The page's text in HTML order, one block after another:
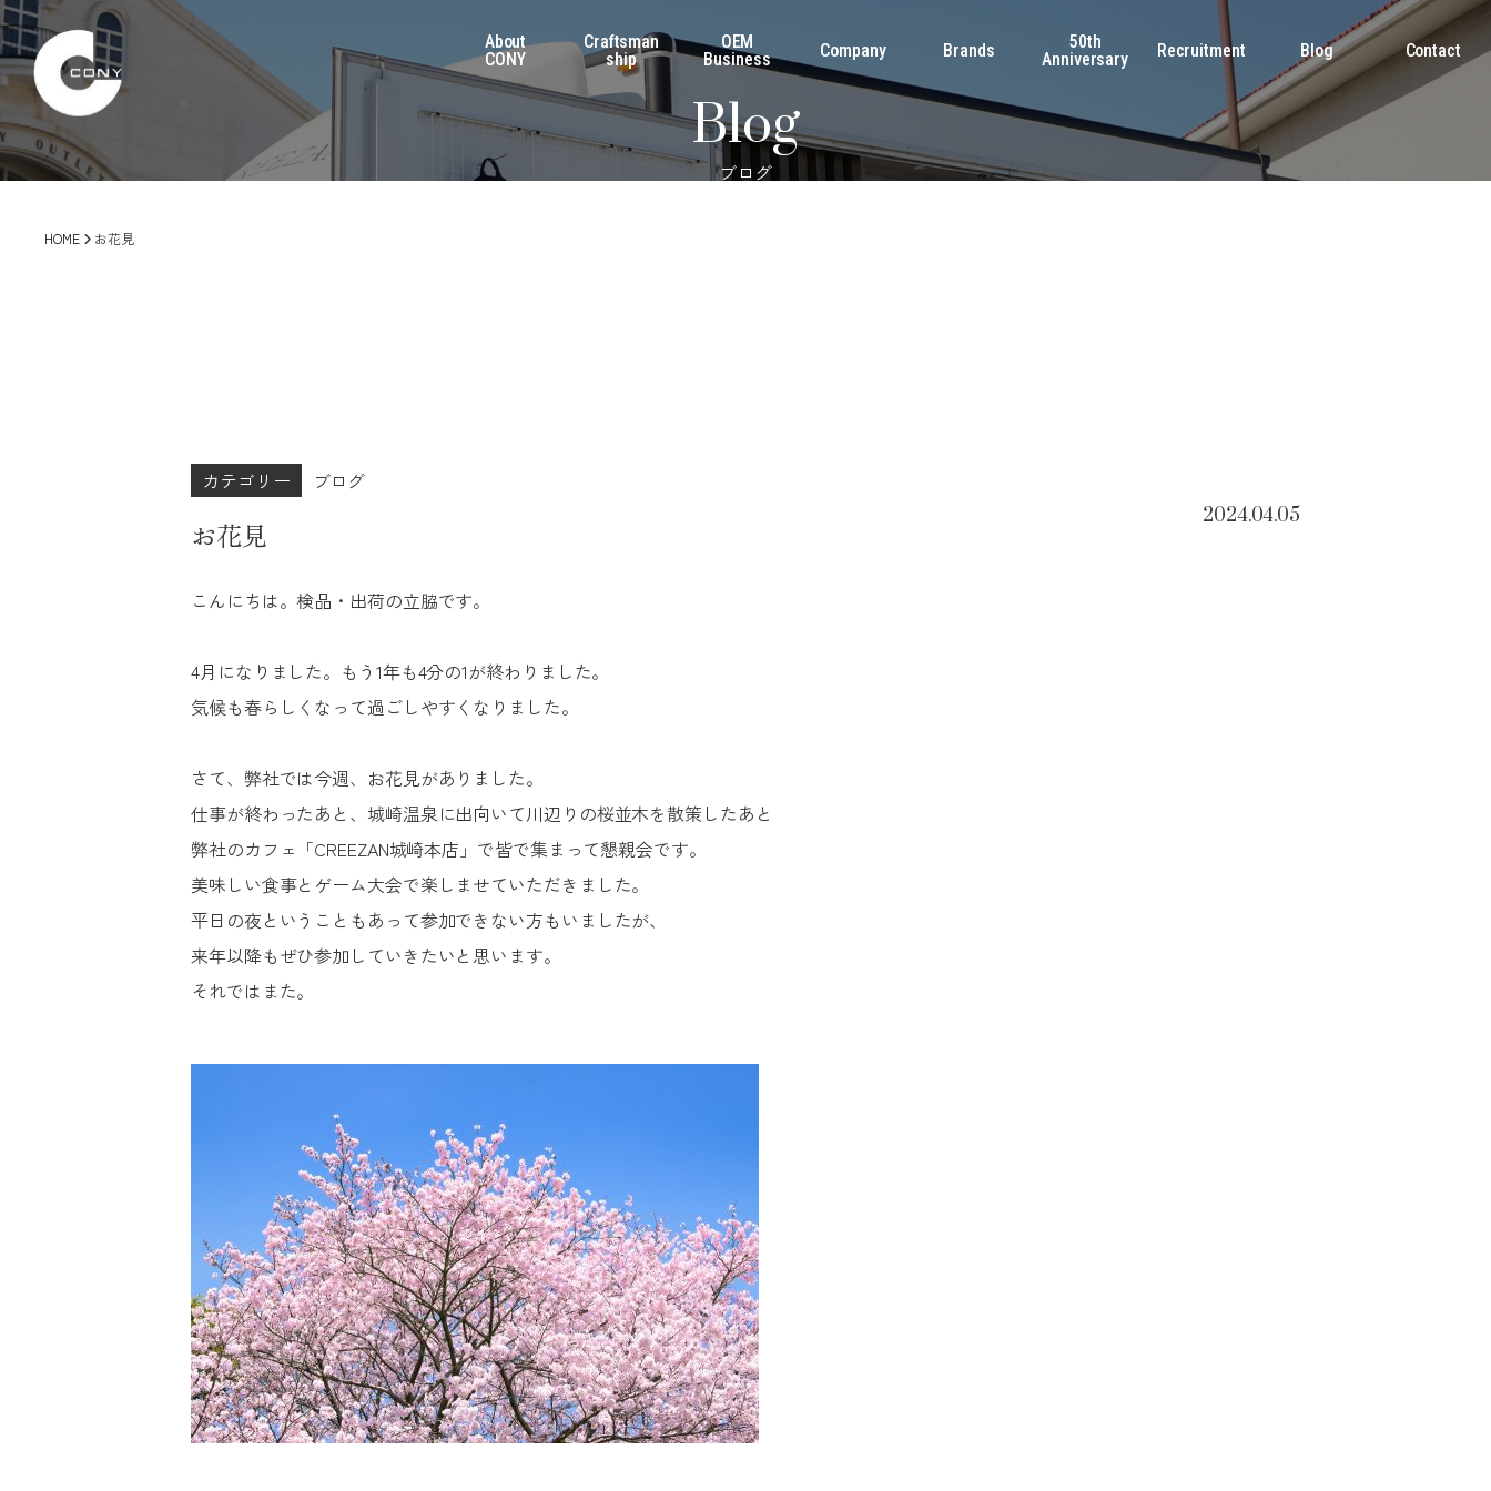
About
CONY
Craftsman
ship
OEM
Business
Company Brands
50th
Anniversary
Recruitment Blog Contact
Blog
ブログ
HOME お花見
カテゴリー ブログ
お花見 2024.04.05
こんにちは。検品・出荷の立脇です。
4月になりました。もう1年も4分の1が終わりました。
気候も春らしくなって過ごしやすくなりました。
さて、弊社では今週、お花見がありました。
仕事が終わったあと、城崎温泉に出向いて川辺りの桜並木を散策したあと
弊社のカフェ「CREEZAN城崎本店」で皆で集まって懇親会です。
美味しい食事とゲーム大会で楽しませていただきました。
平日の夜ということもあって参加できない方もいましたが、
来年以降もぜひ参加していきたいと思います。
それではまた。